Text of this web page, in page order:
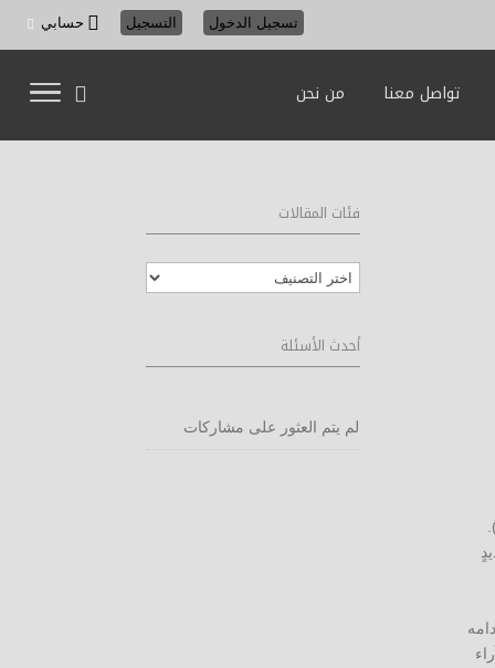
تسجيل الدخول التسجيل حسابي
تواصل معنا من نحن
(إبراهيم محمد حسن عجام، 2018، ص 89).
آراء
فئات المقالات
فئات
المقالات
أحدث الأسئلة
لم يتم العثور على مشاركات